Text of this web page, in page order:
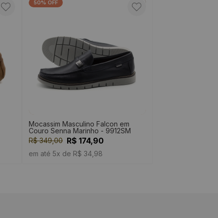
50% OFF
Mocassim Masculino Falcon em
Couro Senna Marinho - 9912SM
R$ 349,00 R$ 174,90
em até 5x de R$ 34,98